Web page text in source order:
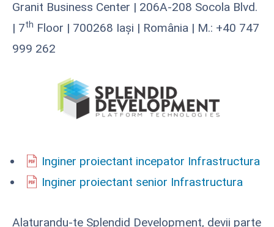
Granit Business Center | 206A-208 Socola Blvd.
| 7th Floor | 700268 Iași | România | M.: +40 747
999 262
Inginer proiectant incepator Infrastructura
Inginer proiectant senior Infrastructura
Alaturandu-te Splendid Development, devii parte